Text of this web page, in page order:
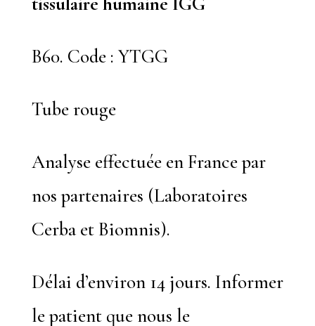
B60. Code : YTGG
Tube rouge
Analyse effectuée en France par
nos partenaires (Laboratoires
Cerba et Biomnis).
Délai d’environ 14 jours. Informer
le patient que nous le